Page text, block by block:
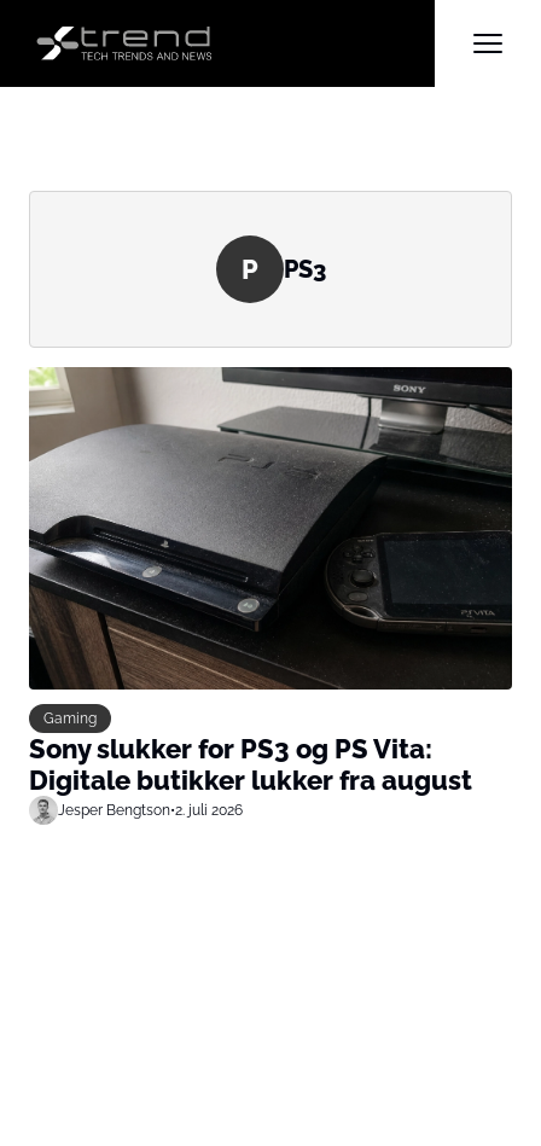
P PS3
Gaming
Sony slukker for PS3 og PS Vita:
Digitale butikker lukker fra august
Jesper Bengtson•2. juli 2026